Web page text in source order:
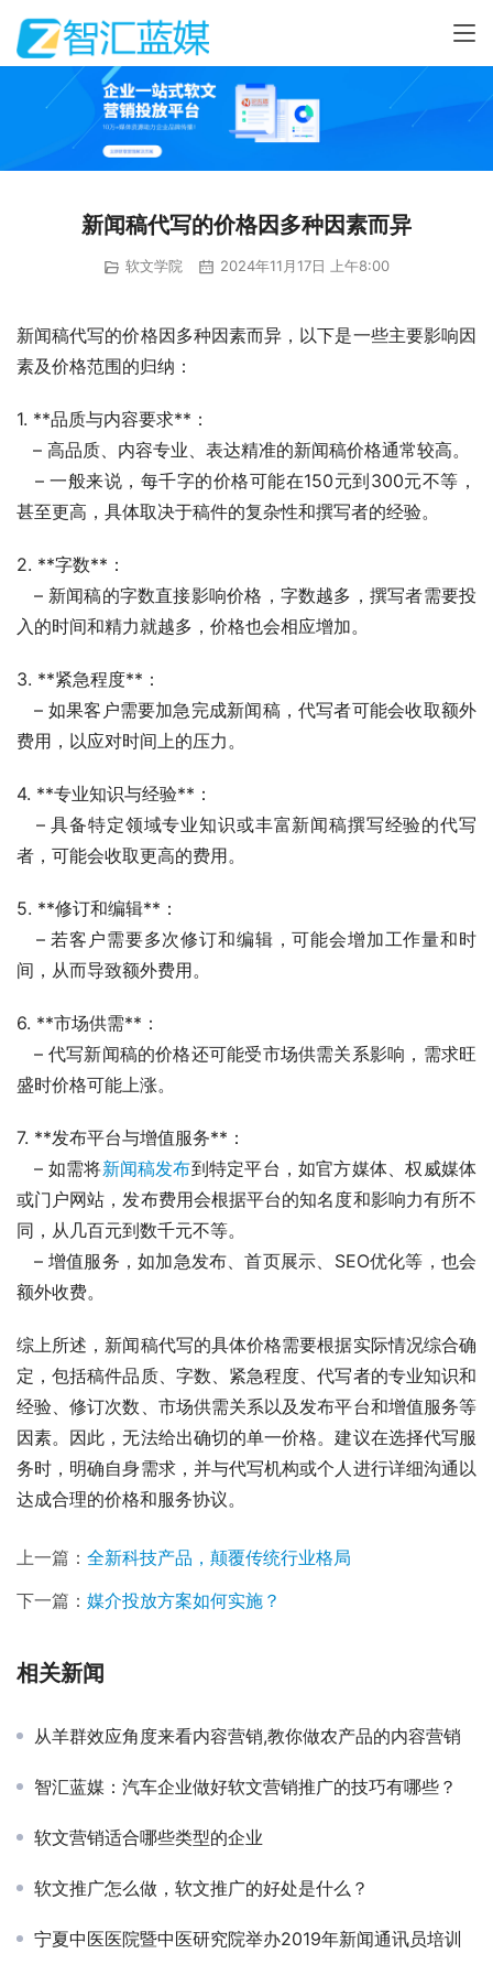
新闻稿代写的价格因多种因素而异
软文学院 2024年11月17日 上午8:00
新闻稿代写的价格因多种因素而异，以下是一些主要影响因
素及价格范围的归纳：
1. **品质与内容要求**：
   – 高品质、内容专业、表达精准的新闻稿价格通常较高。
甚至更高，具体取决于稿件的复杂性和撰写者的经验。
2. **字数**：
入的时间和精力就越多，价格也会相应增加。
3. **紧急程度**：
费用，以应对时间上的压力。
4. **专业知识与经验**：
者，可能会收取更高的费用。
5. **修订和编辑**：
间，从而导致额外费用。
6. **市场供需**：
盛时价格可能上涨。
7. **发布平台与增值服务**：
   – 如需将
新闻稿发布到特定平台，如官方媒体、权威媒体
或门户网站，发布费用会根据平台的知名度和影响力有所不
同，从几百元到数千元不等。
额外收费。
综上所述，新闻稿代写的具体价格需要根据实际情况综合确
定，包括稿件品质、字数、紧急程度、代写者的专业知识和
经验、修订次数、市场供需关系以及发布平台和增值服务等
因素。因此，无法给出确切的单一价格。建议在选择代写服
务时，明确自身需求，并与代写机构或个人进行详细沟通以
达成合理的价格和服务协议。
上一篇： 全新科技产品，颠覆传统行业格局
下一篇： 媒介投放方案如何实施？
相关新闻
从羊群效应角度来看内容营销,教你做农产品的内容营销
智汇蓝媒：汽车企业做好软文营销推广的技巧有哪些？
软文营销适合哪些类型的企业
软文推广怎么做，软文推广的好处是什么？
宁夏中医医院暨中医研究院举办2019年新闻通讯员培训